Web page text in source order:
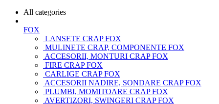
All categories
FOX
LANSETE CRAP FOX
MULINETE CRAP, COMPONENTE FOX
ACCESORII, MONTURI CRAP FOX
FIRE CRAP FOX
CARLIGE CRAP FOX
ACCESORII NADIRE, SONDARE CRAP FOX
PLUMBI, MOMITOARE CRAP FOX
AVERTIZORI, SWINGERI CRAP FOX